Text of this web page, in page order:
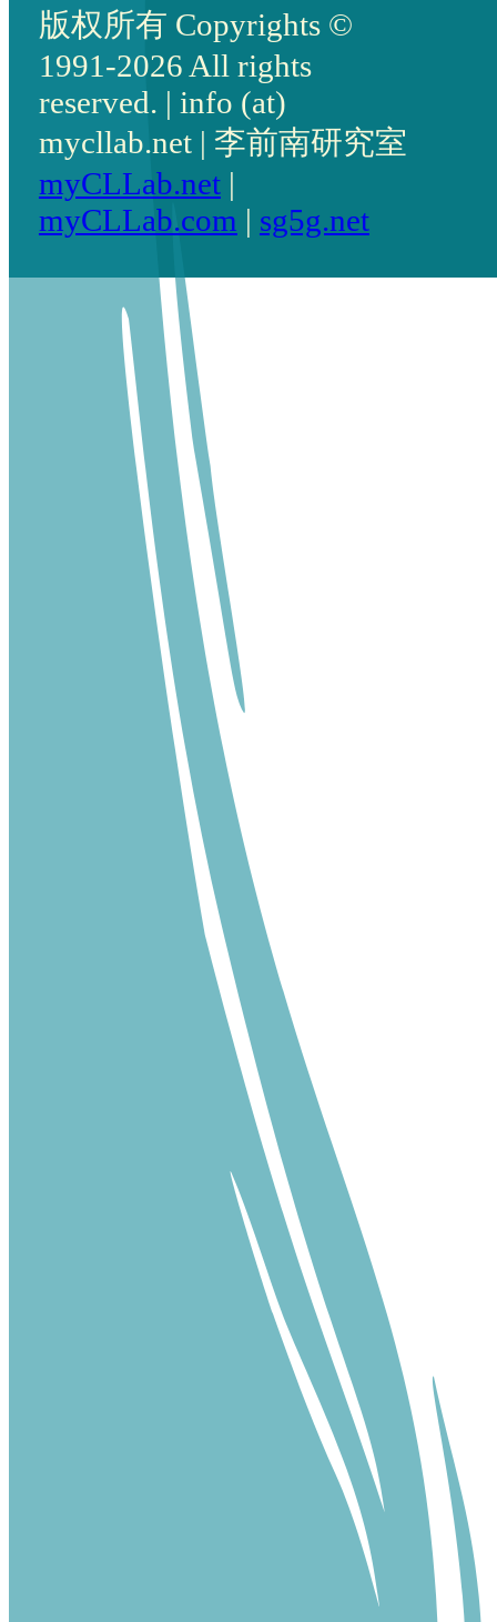
版权所有 Copyrights ©
1991-2026 All rights
reserved. | info (at)
mycllab.net | 李前南研究室
myCLLab.net|
myCLLab.com | sg5g.net